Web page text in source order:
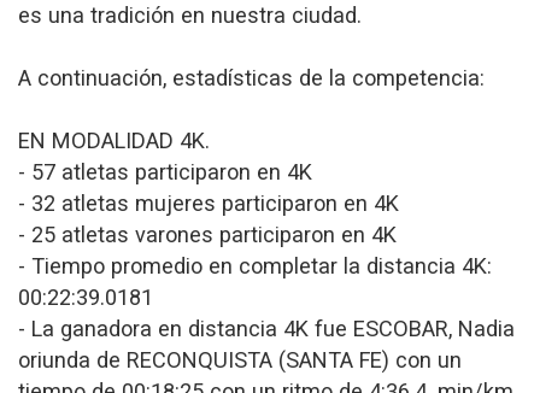
es una tradición en nuestra ciudad.
A continuación, estadísticas de la competencia:
EN MODALIDAD 4K.
- 57 atletas participaron en 4K
- 32 atletas mujeres participaron en 4K
- 25 atletas varones participaron en 4K
- Tiempo promedio en completar la distancia 4K:
00:22:39.0181
- La ganadora en distancia 4K fue ESCOBAR, Nadia
oriunda de RECONQUISTA (SANTA FE) con un